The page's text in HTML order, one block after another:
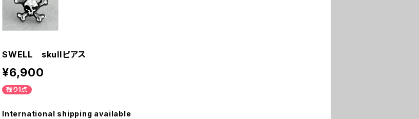
SWELL skullピアス
¥6,900
残り1点
International shipping available